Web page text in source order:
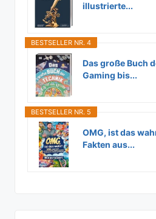
illustrierte...
BESTSELLER NR. 4
Das große Buch
Gaming bis...
BESTSELLER NR. 5
OMG, ist das
Fakten aus...